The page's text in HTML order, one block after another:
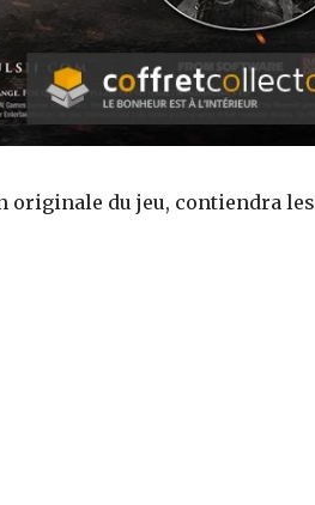
originale du jeu, contiendra les